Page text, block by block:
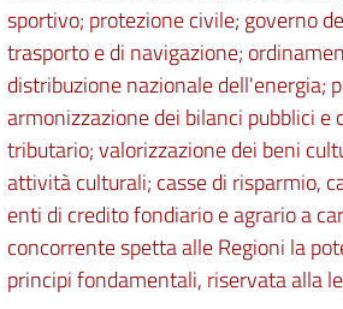
sportivo; protezione civile; governo
trasporto e di navigazione;
distribuzione nazionale dell'energia;
armonizzazione dei bilanci pubblici
tributario; valorizzazione dei beni
attività culturali; casse di risparmio,
enti di credito fondiario e agrario a
concorrente spetta alle Regioni la
principi fondamentali, riservata alla